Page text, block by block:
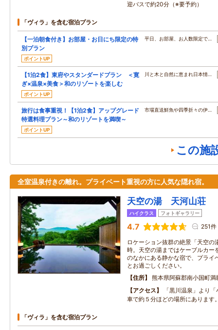
迎バスで約20分（※要予約）
「ヴィラ」を含む宿泊プラン
【一泊朝食付き】お部屋・お日にち限定の特
別プラン
ポイントUP
平日、お部屋、お人数限定で…
【1泊2食】東府やスタンダードプラン ＜寛
ぎ×温泉×美食＞和のリゾートを楽しむ
ポイントUP
川と木と自然に恵まれ日本情…
旅行は食事重視！【1泊2食】アップグレード
特選料理プラン～和のリゾートを満喫～
ポイントUP
市場直送鮮魚や四季折々の伊…
この施
全室温泉付きの離れ。プライベート重視の方に人気な隠れ宿。
天空の湯 天河山荘
ハイクラス フォトギャラリー
4.7 251件
ロケーション抜群の絶景「天空の
時。天空の湯まではケーブルカー
のなかにある静かな宿で、プライ
とお過ごしください。
住所
熊本県阿蘇郡南小国町
アクセス
「黒川温泉」より
車で約５分ほどの場所にあります
「ヴィラ」を含む宿泊プラン